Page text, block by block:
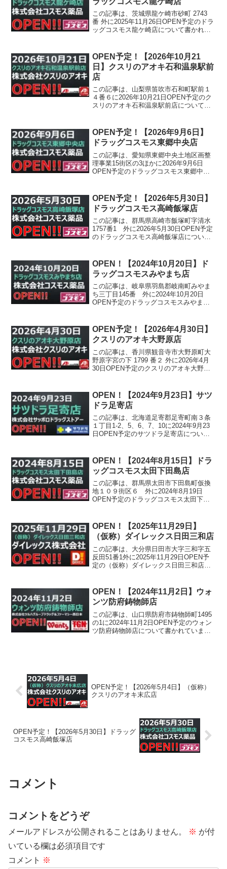
この記事は、茨城県龍ケ崎市砂町 2743
番 外に2025年11月26日OPEN予定のドラ
ッグコスモス龍ケ崎店について書かれて
OPEN予定！【2026年10月21
日】クスリのアオキ石和温泉駅前
店
この記事は、山梨県笛吹市石和町駅前１
４番６に2026年10月21日OPEN予定のク
スリのアオキ石和温泉駅前店について書
OPEN予定！【2026年9月6日】
ドラッグコスモス東郷中央店
この記事は、愛知県東郷中央土地区画整
理事業15街区の3ほかに2026年9月6日
OPEN予定のドラッグコスモス東郷中央
OPEN予定！【2026年5月30日】
ドラッグコスモス高崎飯塚店
この記事は、群馬県高崎市飯塚町字清水
1757番1 外に2026年5月30日OPEN予定
のドラッグコスモス高崎飯塚店について
OPEN！【2024年10月20日】ド
ラッグコスモスみやまち店
この記事は、岐阜県羽島郡岐南町みやま
ち三丁目145番 外に2024年10月20日
OPEN予定のドラッグコスモスみやまち
OPEN予定！【2026年4月30日】
クスリのアオキ大野原店
この記事は、香川県観音寺市大野原町大
野原字宮の下 1799 番２ 外に2026年4月
30日OPEN予定のクスリのアオキ大野原
OPEN！【2024年9月23日】サツ
ドラ足寄店
この記事は、北海道足寄郡足寄町南３条
１丁目1-2、5、6、7、10に2024年9月23
日OPEN予定のサツドラ足寄店について
OPEN！【2024年8月15日】ドラ
ッグコスモス太田下田島店
この記事は、群馬県太田市下田島町仮換
地１０９街区６ 外に2024年8月19日
OPEN予定のドラッグコスモス太田下田
OPEN！【2025年11月29日】
（仮称）ダイレックス日田三和店
この記事は、大分県日田市大字三和字五
反田51番1外に2025年11月29日OPEN予
定の（仮称）ダイレックス日田三和店に
OPEN！【2024年11月2日】ウォ
ンツ防府鋳物師店
この記事は、山口県防府市鋳物師町1495
の1に2024年11月2日OPEN予定のウォン
ツ防府鋳物師店について書かれていま
OPEN予定！【2026年5月4日】（仮称）
クスリのアオキ末広店
OPEN予定！【2026年5月30日】ドラッグ
コスモス高崎飯塚店
コメント
コメントをどうぞ
メールアドレスが公開されることはありません。 ※ が付
いている欄は必須項目です
コメント ※